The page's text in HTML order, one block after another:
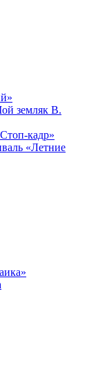
земляк В.
кадр»
«Летние